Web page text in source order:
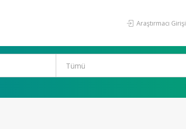
Araştırmacı Girişi